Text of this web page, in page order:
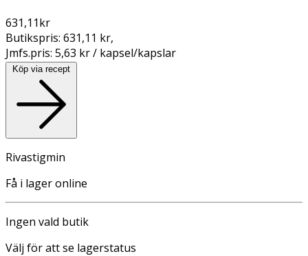
631,11kr
Butikspris: 631,11 kr,
Jmfs.pris: 5,63 kr / kapsel/kapslar
Köp via recept
Rivastigmin
Få i lager online
Ingen vald butik
Välj för att se lagerstatus